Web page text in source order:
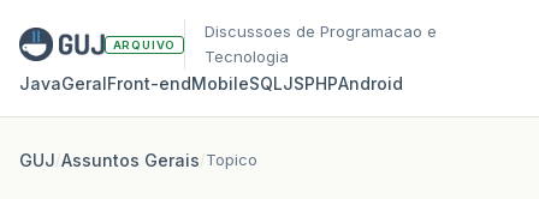
ARQUIVO
Discussoes de Programacao e
Tecnologia
JavaGeralFront‑endMobileSQLJSPHPAndroid
GUJ/Assuntos Gerais/Topico